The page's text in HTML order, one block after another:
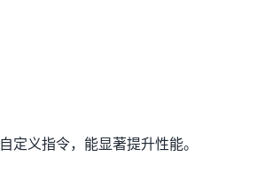
自定义指令，能显著提升性能。